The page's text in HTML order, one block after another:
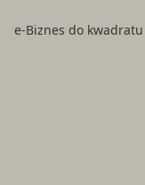
e-Biznes do kwadratu